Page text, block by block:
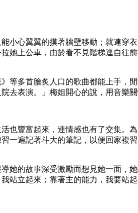
小心翼翼的摸著牆壁移動；就連穿
她上公車，由於看不見階梯逕自往
等多首膾炙人口的歌曲都能上手，
去表演。」梅姐開心的說，用音樂關
豐富起來，連情感也有了交集。
遍記著斗大的筆記，以便回家複
她的故事深受激勵而想見她一面，
站立起來；靠著主的能力，我要站